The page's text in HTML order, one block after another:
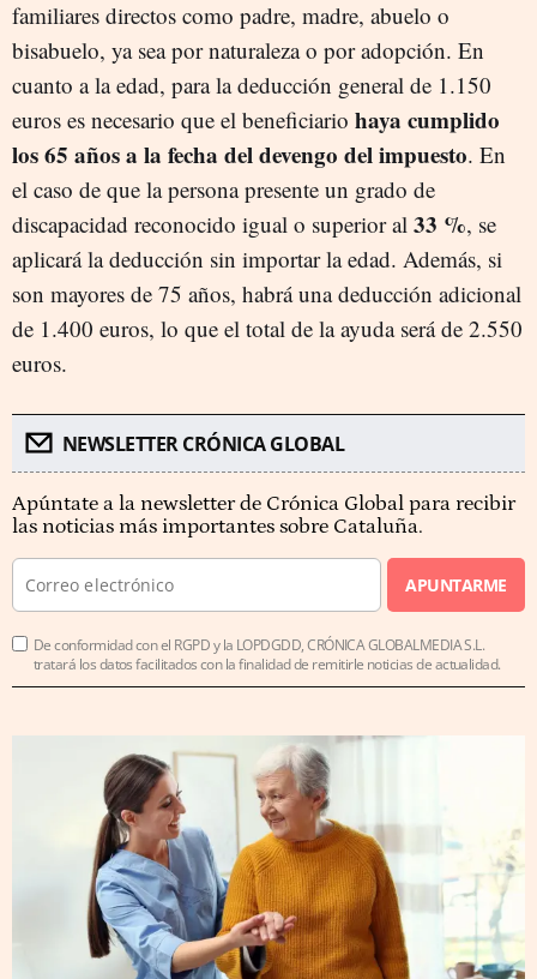
familiares directos como padre, madre, abuelo o
bisabuelo, ya sea por naturaleza o por adopción. En
cuanto a la edad, para la deducción general de 1.150
euros es necesario que el beneficiario haya cumplido
los 65 años a la fecha del devengo del impuesto. En
el caso de que la persona presente un grado de
discapacidad reconocido igual o superior al 33 %, se
aplicará la deducción sin importar la edad. Además, si
son mayores de 75 años, habrá una deducción adicional
de 1.400 euros, lo que el total de la ayuda será de 2.550
euros.
NEWSLETTER CRÓNICA GLOBAL
Apúntate a la newsletter de Crónica Global para recibir
las noticias más importantes sobre Cataluña.
APUNTARME
De conformidad con el RGPD y la LOPDGDD, CRÓNICA GLOBALMEDIA S.L.
tratará los datos facilitados con la finalidad de remitirle noticias de actualidad.